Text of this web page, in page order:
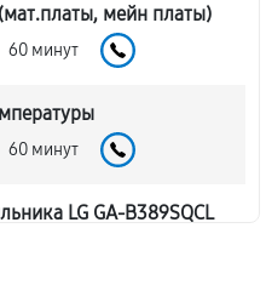
мейн платы)
60 минут
60 минут
LG GA-B389SQCL